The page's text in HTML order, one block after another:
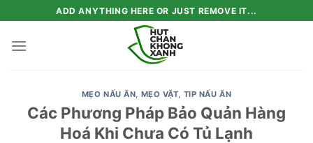
to
content
ADD ANYTHING HERE OR JUST REMOVE IT...
MẸO NẤU ĂN, MẸO VẶT, TIP NẤU ĂN
Các Phương Pháp Bảo Quản Hàng
Hoá Khi Chưa Có Tủ Lạnh